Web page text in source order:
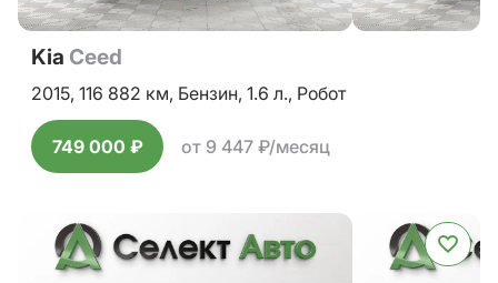
Kia Ceed
2015, 116 882 км, Бензин, 1.6 л., Робот
749 000 ₽ от 9 447 ₽/месяц